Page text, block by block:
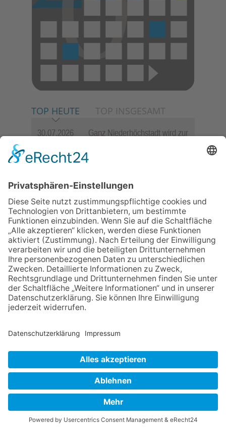
TOP HEUTE TOP INSGESAMT
30.07.2026
Ganz Niederhöchstadt wird zur
06.08.2026
Jugendchor Hochtaunus
Programm „Changes“
mit Werken von Walter
Wachsmuth
09.07.2026
Wasserampel steht auf Gelb:
Stadt ruft zum Wassersparen
auf
23.07.2026
Zwischen Fachwerk, Wein und
Sommerabend: Der Rettershof
lädt wieder zum Weinfest ein
NACH OBEN
Datenschutz Netiquette
Powered bynative:media.